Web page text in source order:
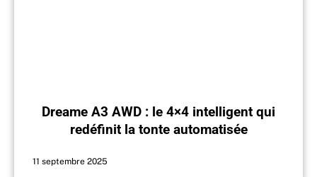
Dreame A3 AWD : le 4×4 intelligent qui
redéfinit la tonte automatisée
11 septembre 2025